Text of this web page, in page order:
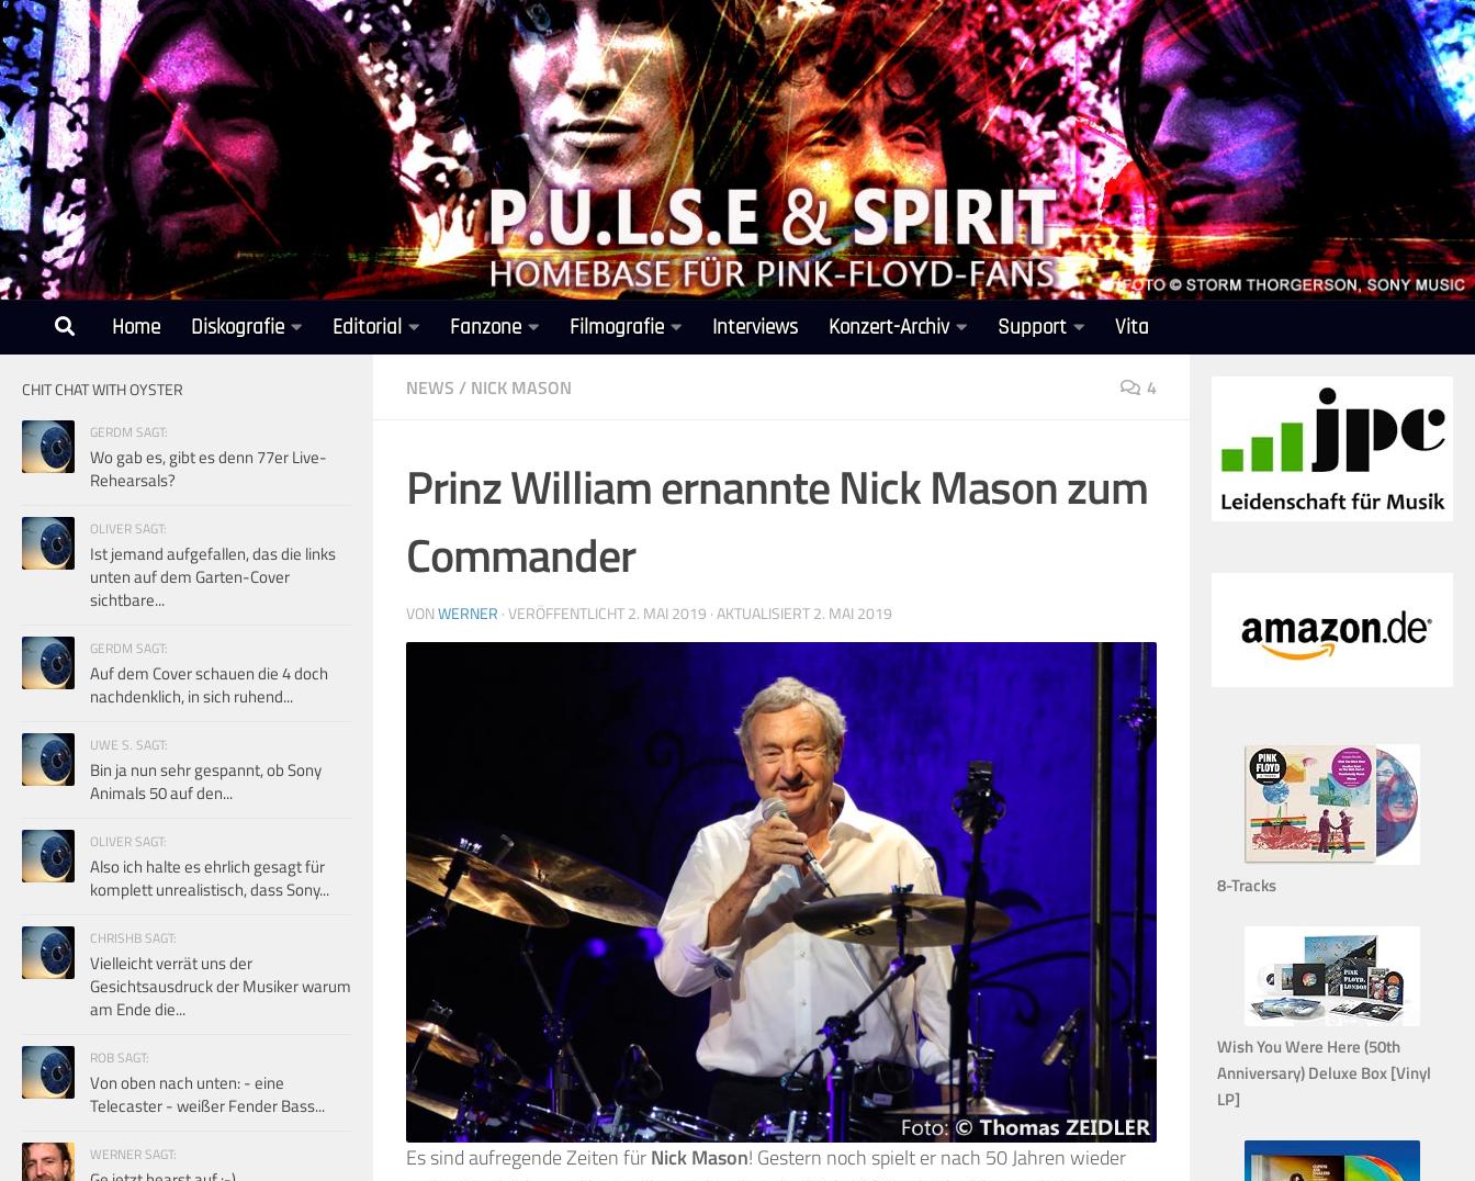
Unter dem Inhalt
Home Diskografie Editorial Fanzone Filmografie Interviews Konzert-Archiv Support Vita
NEWS / NICK MASON 4
Prinz William ernannte Nick Mason zum
Commander
VONWERNER · VERÖFFENTLICHT2. MAI 2019 · AKTUALISIERT2. MAI 2019
Es sind aufregende Zeiten fürNick Mason! Gestern noch spielt er nach 50 Jahren wieder
CHIT CHAT WITH OYSTER
GERDM SAGT:
Wo gab es, gibt es denn 77er Live-
Rehearsals?
OLIVER SAGT:
Ist jemand aufgefallen, das die links
unten auf dem Garten-Cover
sichtbare...
GERDM SAGT:
Auf dem Cover schauen die 4 doch
nachdenklich, in sich ruhend...
UWE S. SAGT:
Bin ja nun sehr gespannt, ob Sony
Animals 50 auf den...
OLIVER SAGT:
Also ich halte es ehrlich gesagt für
komplett unrealistisch, dass Sony...
CHRISHB SAGT:
Vielleicht verrät uns der
Gesichtsausdruck der Musiker warum
am Ende die...
ROB SAGT:
Von oben nach unten: - eine
Telecaster - weißer Fender Bass...
WERNER SAGT:
8-Tracks
Wish You Were Here (50th
Anniversary) Deluxe Box [Vinyl
LP]